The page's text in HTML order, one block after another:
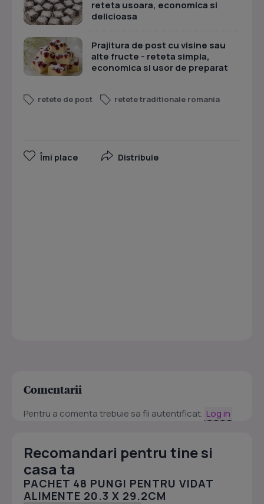
reteta usoara, economica si
delicioasa
Prajitura de post cu visine sau
alte fructe - reteta simpla,
economica si usor de preparat
retete de post retete traditionale romania
Îmi place Distribuie
Comentarii
Pentru a comenta trebuie sa fii autentificat. Log in
Recomandari pentru tine si
casa ta
PACHET 48 PUNGI PENTRU VIDAT
ALIMENTE 20.3 X 29.2CM